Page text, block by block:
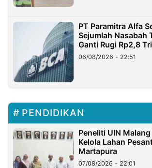
PT Paramitra Alfa
Sejumlah Nasabah
Ganti Rugi Rp2,8
06/08/2026 - 22:51
PENDIDIKAN
Peneliti UIN
Kelola Lahan
Martapura
07/08/2026 - 22:01